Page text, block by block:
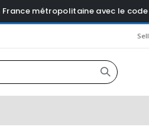
métropolitaine avec le code
Sell